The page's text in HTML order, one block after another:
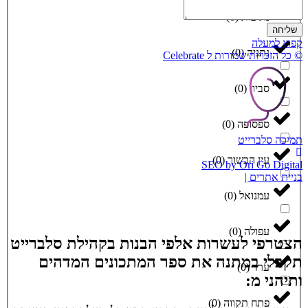
נתיבות(
0
)
נתניה(
0
)
סביון(
0
)
ספסופה (
0
)
עין הבשור(
0
)
עמנואל (
0
)
עפולה (
0
)
ערד(
0
)
פתח תקווה (
0
)
שליחה
קפוץ למעלה
© כל הזכויות שמורות ל Celebrate
תמיכה סלברייט
SEO by Ori Go Digital
בניית אתרים |
הצטרפי לעשרות אלפי הבנות בקהילת סלברייט
תקבלי במתנה את ספר המתכונים המדהים
ותיהני מ: